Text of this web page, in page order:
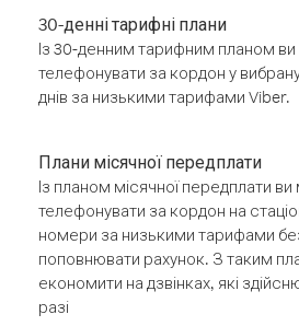
30-денні тарифні плани
Із 30-денним тарифним планом
телефонувати за кордон у
днів за низькими тарифами Viber.
Плани місячної передплати
Із планом місячної передплати
телефонувати за кордон на
номери за низькими тарифами
поповнювати рахунок. З таким
економити на дзвінках, які
разі